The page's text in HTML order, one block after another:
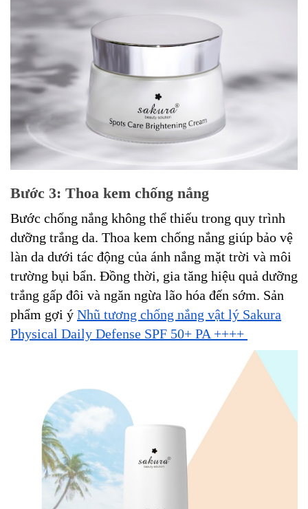
Bước 3: Thoa kem chống nắng
Bước chống nắng không thể thiếu trong quy trình
dưỡng trắng da. Thoa kem chống nắng giúp bảo vệ
làn da dưới tác động của ánh nắng mặt trời và môi
trường bụi bẩn. Đồng thời, gia tăng hiệu quả dưỡng
trắng gấp đôi và ngăn ngừa lão hóa đến sớm. Sản
phẩm gợi ý Nhũ tương chống nắng vật lý Sakura
Physical Daily Defense SPF 50+ PA ++++